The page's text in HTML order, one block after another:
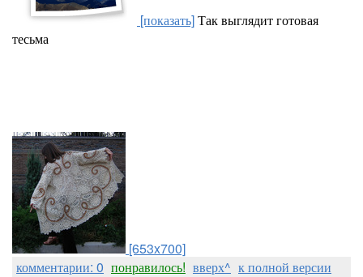
[показать]Так выглядит готовая
тесьма
[653x700]
комментарии: 0 понравилось! вверх^ к полной версии